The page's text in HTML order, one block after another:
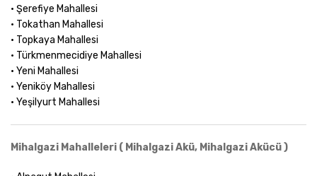
• Şerefiye Mahallesi
• Tokathan Mahallesi
• Topkaya Mahallesi
• Türkmenmecidiye Mahallesi
• Yeni Mahallesi
• Yeniköy Mahallesi
• Yeşilyurt Mahallesi
Mihalgazi Mahalleleri ( Mihalgazi Akü, Mihalgazi Akücü )